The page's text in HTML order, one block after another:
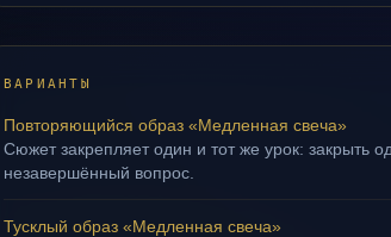
ВАРИАНТЫ
Повторяющийся образ «Медленная свеча»
Сюжет закрепляет один и тот же урок: закрыть
незавершённый вопрос.
Тусклый образ «Медленная свеча»